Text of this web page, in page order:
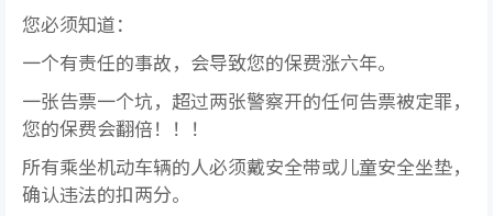
您必须知道：
一个有责任的事故，会导致您的保费涨六年。
一张告票一个坑，超过两张警察开的任何告票被定罪，
您的保费会翻倍！！！
所有乘坐机动车辆的人必须戴安全带或儿童安全坐垫，
确认违法的扣两分。